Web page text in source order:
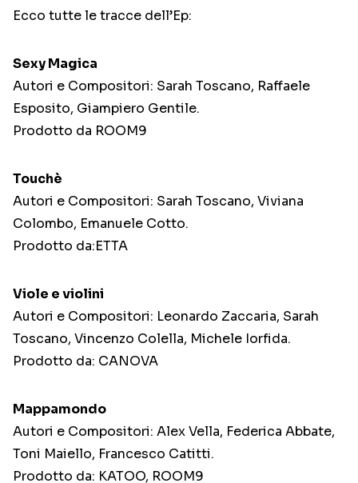
Ecco tutte le tracce dell’Ep:
Sexy Magica
Autori e Compositori: Sarah Toscano, Raffaele
Esposito, Giampiero Gentile.
Prodotto da ROOM9
Touchè
Autori e Compositori: Sarah Toscano, Viviana
Colombo, Emanuele Cotto.
Prodotto da:ETTA
Viole e violini
Autori e Compositori: Leonardo Zaccaria, Sarah
Toscano, Vincenzo Colella, Michele Iorfida.
Prodotto da: CANOVA
Mappamondo
Autori e Compositori: Alex Vella, Federica Abbate,
Toni Maiello, Francesco Catitti.
Prodotto da: KATOO, ROOM9